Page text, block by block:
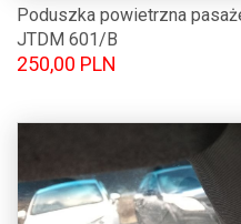
Poduszka powietrzna
JTDM 601/B
250,00 PLN